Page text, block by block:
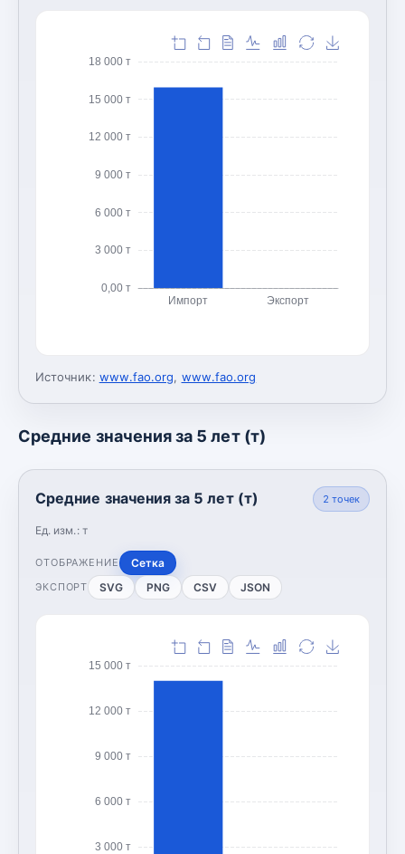
0,00 т
3 000 т
6 000 т
9 000 т
12 000 т
15 000 т
18 000 т
Импорт Экспорт
Источник: www.fao.org, www.fao.org
Средние значения за 5 лет (т)
Средние значения за 5 лет (т)
Ед. изм.: т
2 точек
ОТОБРАЖЕНИЕ Сетка
ЭКСПОРТ SVG PNG CSV JSON
3 000 т
6 000 т
9 000 т
12 000 т
15 000 т